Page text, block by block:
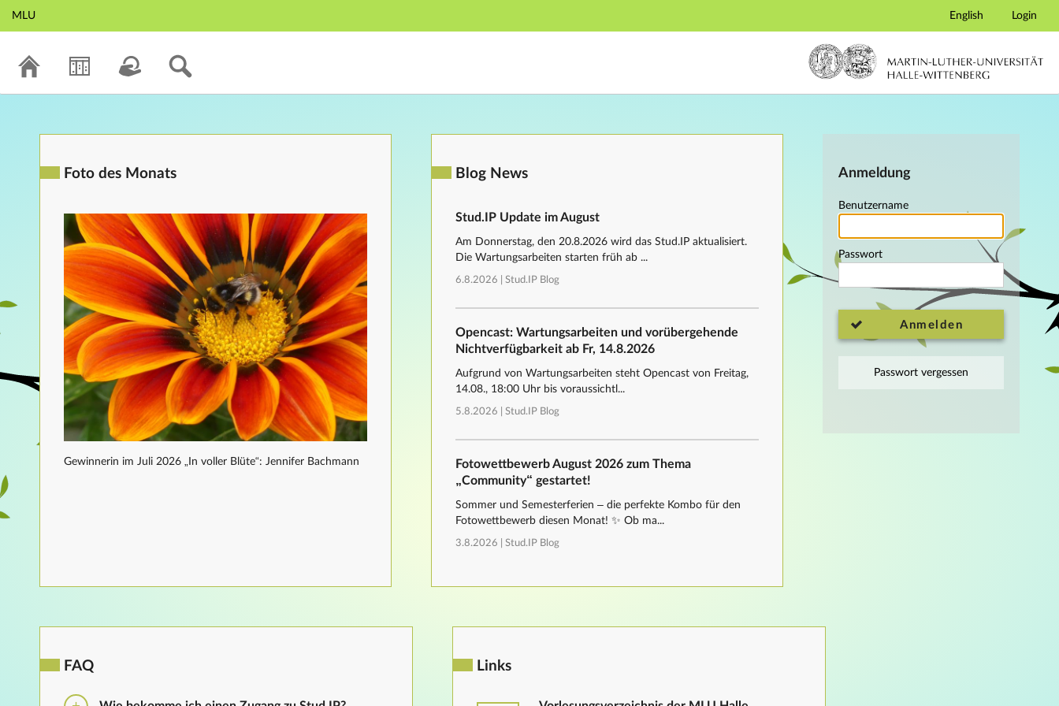
Hauptnavigation
MLU English Login
Anmeldung
Benutzername
Passwort
Anmelden
Passwort vergessen
Foto des Monats
Gewinnerin im Juli 2026 „In voller Blüte“: Jennifer Bachmann
Blog News
Stud.IP Update im August
Am Donnerstag, den 20.8.2026 wird das Stud.IP aktualisiert.
Die Wartungsarbeiten starten früh ab ...
6.8.2026 | Stud.IP Blog
Opencast: Wartungsarbeiten und vorübergehende
Nichtverfügbarkeit ab Fr, 14.8.2026
Aufgrund von Wartungsarbeiten steht Opencast von Freitag,
14.08., 18:00 Uhr bis voraussichtl...
5.8.2026 | Stud.IP Blog
Fotowettbewerb August 2026 zum Thema
„Community“ gestartet!
Sommer und Semesterferien – die perfekte Kombo für den
Fotowettbewerb diesen Monat! ✨ Ob ma...
3.8.2026 | Stud.IP Blog
FAQ Links